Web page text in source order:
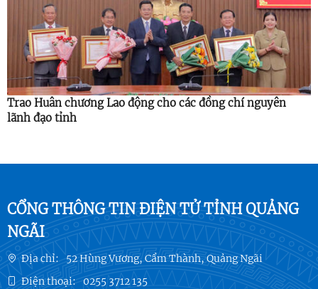
Trao Huân chương Lao động cho các đồng chí nguyên
lãnh đạo tỉnh
CỔNG THÔNG TIN ĐIỆN TỬ TỈNH QUẢNG
NGÃI
Địa chỉ: 52 Hùng Vương, Cẩm Thành, Quảng Ngãi
Điện thoại: 0255 3712 135